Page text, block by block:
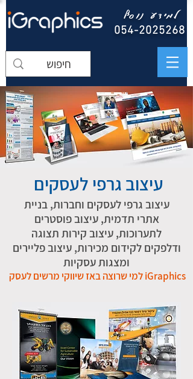
למידע נוסף
054-2025268
עיצוב גרפי לעסקים
עיצוב גרפי לעסקים וחברות, בניית
אתרי תדמית, עיצוב פוסטרים
לתערוכות, עיצוב קירות תצוגה
ודלפקים לקידום מכירות, עיצוב פליירים
ומצגות עסקיות
iGraphics למי שרוצה באז שיווקי מרשים לעסק